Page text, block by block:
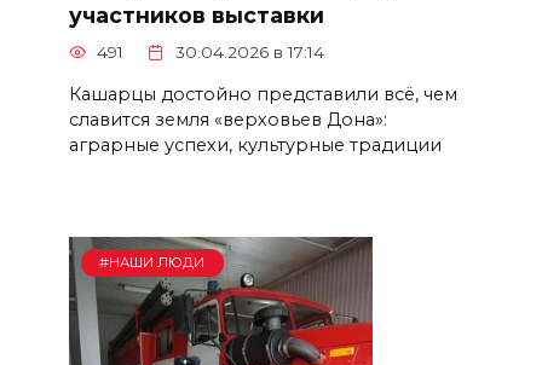
участников выставки
491 30.04.2026 в 17:14
Кашарцы достойно представили всё, чем
славится земля «верховьев Дона»:
аграрные успехи, культурные традиции
#НАШИ ЛЮДИ